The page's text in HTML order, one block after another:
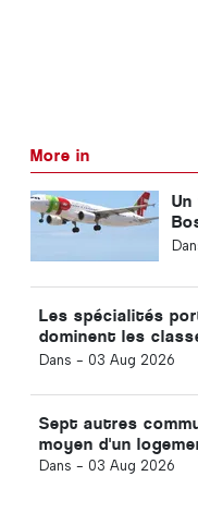
More in
Les spécialités
dominent les
TasteAtlas dévoile
Dans - 03 Aug 2026
Sept autres
moyen d'un
Dans - 03 Aug 2026